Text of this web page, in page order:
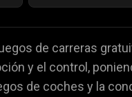
🍇 Juegos de
👻 Juegos de
de carreras
y el control,
de coches y la